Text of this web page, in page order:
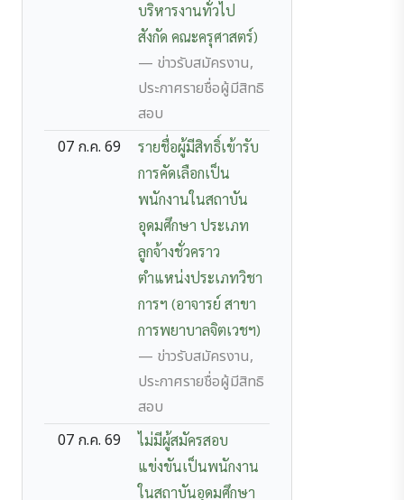
บริหารงานทั่วไป
สังกัด คณะครุศาสตร์)
— ข่าวรับสมัครงาน,
ประกาศรายชื่อผู้มีสิทธิ
สอบ
07 ก.ค. 69
รายชื่อผู้มีสิทธิ์เข้ารับ
การคัดเลือกเป็น
พนักงานในสถาบัน
อุดมศึกษา ประเภท
ลูกจ้างชั่วคราว
ตำแหน่งประเภทวิชา
การฯ (อาจารย์ สาขา
การพยาบาลจิตเวชฯ)
— ข่าวรับสมัครงาน,
ประกาศรายชื่อผู้มีสิทธิ
สอบ
07 ก.ค. 69
ไม่มีผู้สมัครสอบ
แข่งขันเป็นพนักงาน
ในสถาบันอุดมศึกษา